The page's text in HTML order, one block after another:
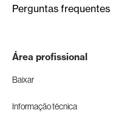
Perguntas frequentes
Área profissional
Baixar
Informação técnica